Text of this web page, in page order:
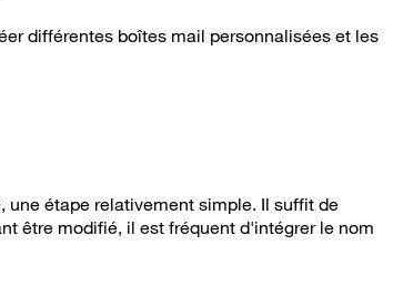
différentes boîtes mail personnalisées et les
une étape relativement simple. Il suffit de
être modifié, il est fréquent d'intégrer le nom